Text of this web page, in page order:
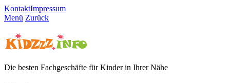
KontaktImpressum
Menü Zurück
Die besten Fachgeschäfte für Kinder in Ihrer Nähe